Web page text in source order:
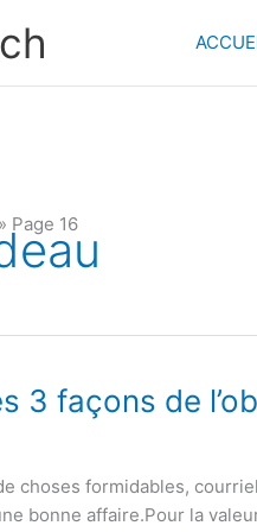
Page 16
3 façons de
choses formidables,
bonne affaire.Pour la